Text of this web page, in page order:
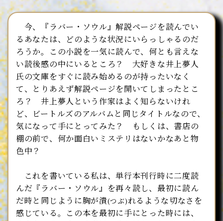
今、『ラバー・ソウル』解説ページを読んでい
るあなたは、どのような状況にいらっしゃるのだ
ろうか。この小説を一気に読んで、何とも言えな
い読後感の中にいるところ？ 大好きな井上夢人
氏の文庫をすぐに読み始めるのが持ったいなく
て、とりあえず解説ページを開いてしまったとこ
ろ？ 井上夢人という作家はよく知らないけれ
ど、ビートルズのアルバムと同じタイトルなので、
気になって手にとってみた？ もしくは、書店の
棚の前で、何か面白いミステリはないかなあと物
色中？
これを書いている私は、単行本刊行時に二度読
んだ『ラバー・ソウル』を再々読し、最初に読ん
だ時と同じように胸が潰(つぶ)れるような切なさを
感じている。この本を最初に手にとった時には、